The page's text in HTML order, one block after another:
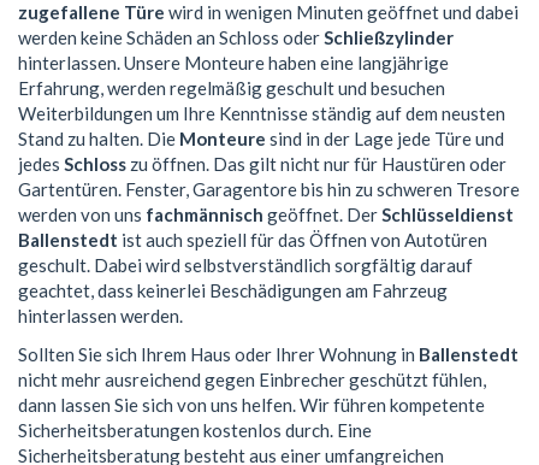
zugefallene Türe wird in wenigen Minuten geöffnet und dabei
werden keine Schäden an Schloss oderSchließzylinder
hinterlassen. Unsere Monteure haben eine langjährige
Erfahrung, werden regelmäßig geschult und besuchen
Weiterbildungen um Ihre Kenntnisse ständig auf dem neusten
Stand zu halten. Die Monteure sind in der Lage jede Türe und
jedes Schloss zu öffnen. Das gilt nicht nur für Haustüren oder
Gartentüren. Fenster, Garagentore bis hin zu schweren Tresore
werden von uns fachmännisch geöffnet. DerSchlüsseldienst
Ballenstedt ist auch speziell für das Öffnen von Autotüren
geschult. Dabei wird selbstverständlich sorgfältig darauf
geachtet, dass keinerlei Beschädigungen am Fahrzeug
hinterlassen werden.
Sollten Sie sich Ihrem Haus oder Ihrer Wohnung in Ballenstedt
nicht mehr ausreichend gegen Einbrecher geschützt fühlen,
dann lassen Sie sich von uns helfen. Wir führen kompetente
Sicherheitsberatungen kostenlos durch. Eine
Sicherheitsberatung besteht aus einer umfangreichen